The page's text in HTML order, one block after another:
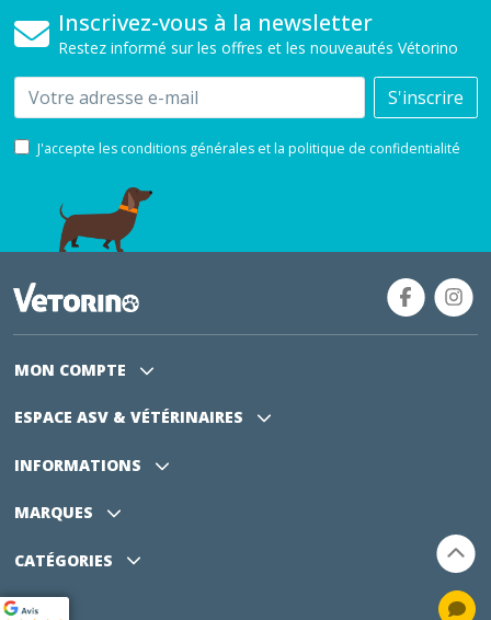
Inscrivez-vous à la newsletter
Restez informé sur les offres et les nouveautés Vétorino
Email S'inscrire
J'accepte les conditions générales et la politique de confidentialité
MON COMPTE
ESPACE ASV & VÉTÉRINAIRES
INFORMATIONS
MARQUES
CATÉGORIES